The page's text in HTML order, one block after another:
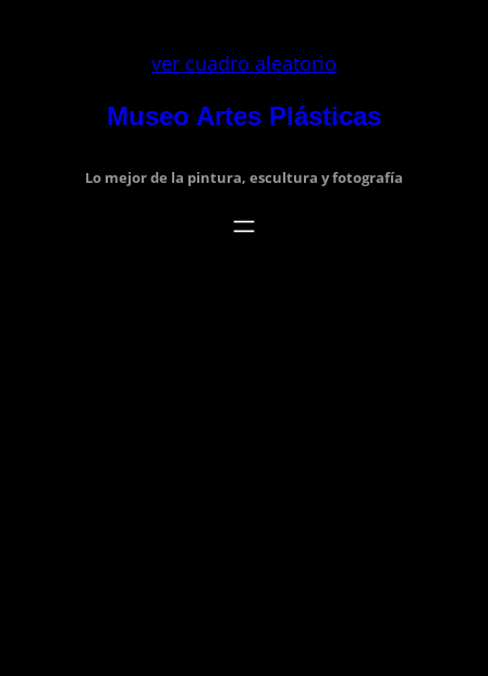
ver cuadro aleatorio
Museo Artes Plásticas
Lo mejor de la pintura, escultura y fotografía